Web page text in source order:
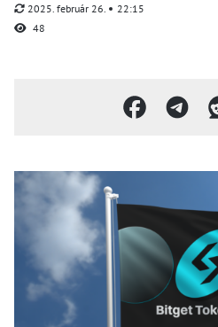
2025. február 26.
22:15
48